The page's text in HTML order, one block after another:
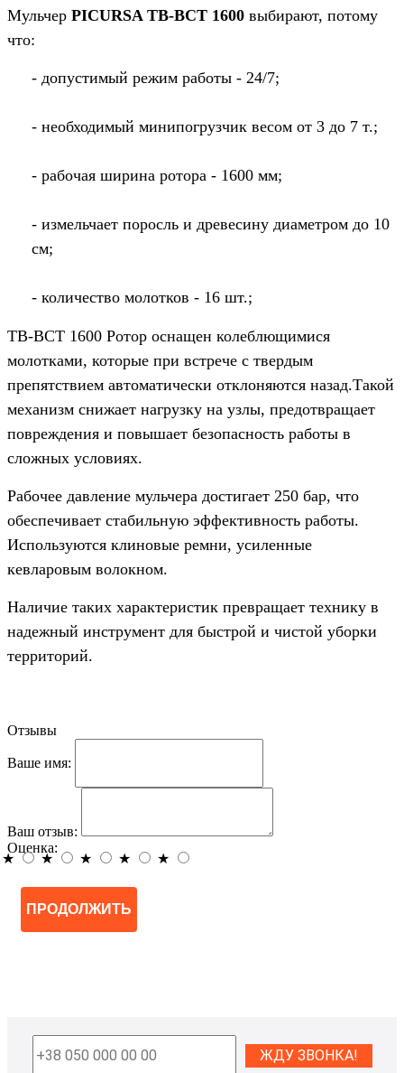
Мульчер PICURSA TB-BCT 1600 выбирают, потому
что:
- допустимый режим работы - 24/7;
- необходимый минипогрузчик весом от 3 до 7 т.;
- рабочая ширина ротора - 1600 мм;
- измельчает поросль и древесину диаметром до 10
см;
- количество молотков - 16 шт.;
TB-BCT 1600 Ротор оснащен колеблющимися
молотками, которые при встрече с твердым
препятствием автоматически отклоняются назад.Такой
механизм снижает нагрузку на узлы, предотвращает
повреждения и повышает безопасность работы в
сложных условиях.
Рабочее давление мульчера достигает 250 бар, что
обеспечивает стабильную эффективность работы.
Используются клиновые ремни, усиленные
кевларовым волокном.
Наличие таких характеристик превращает технику в
надежный инструмент для быстрой и чистой уборки
территорий.
Отзывы
Ваше имя:
Ваш отзыв:
Оценка:
★
★
★
★
★
ПРОДОЛЖИТЬ